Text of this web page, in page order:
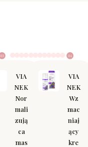
VIA
NEK
Nor
mali
zują
ca
mas
VIA
NEK
Wz
mac
niaj
ący
kre